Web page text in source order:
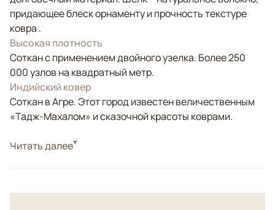
придающее блеск орнаменту и прочность текстуре
ковра .
Высокая плотность
Соткан с применением двойного узелка. Более 250
000 узлов на квадратный метр.
Индийский ковер
Соткан в Агре. Этот город известен величественным
«Тадж-Махалом» и сказочной красоты коврами.
СтильДизайнерские
необычной текстуры поверхности ковра происходила
Читать далее